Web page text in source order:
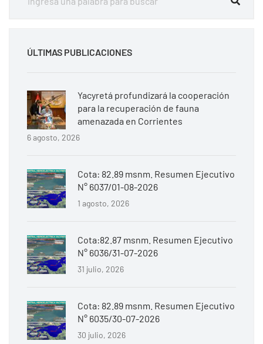
ÚLTIMAS PUBLICACIONES
Yacyretá profundizará la cooperación
para la recuperación de fauna
amenazada en Corrientes
6 agosto, 2026
Cota: 82.89 msnm. Resumen Ejecutivo
N° 6037/01-08-2026
1 agosto, 2026
Cota:82.87 msnm. Resumen Ejecutivo
N° 6036/31-07-2026
31 julio, 2026
Cota: 82.89 msnm. Resumen Ejecutivo
N° 6035/30-07-2026
30 julio, 2026